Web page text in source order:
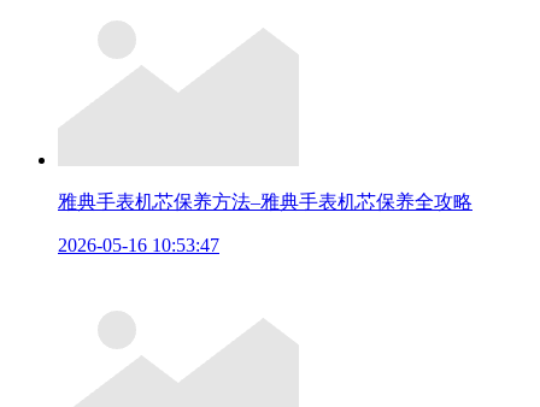
雅典手表机芯保养方法–雅典手表机芯保养全攻略
2026-05-16 10:53:47